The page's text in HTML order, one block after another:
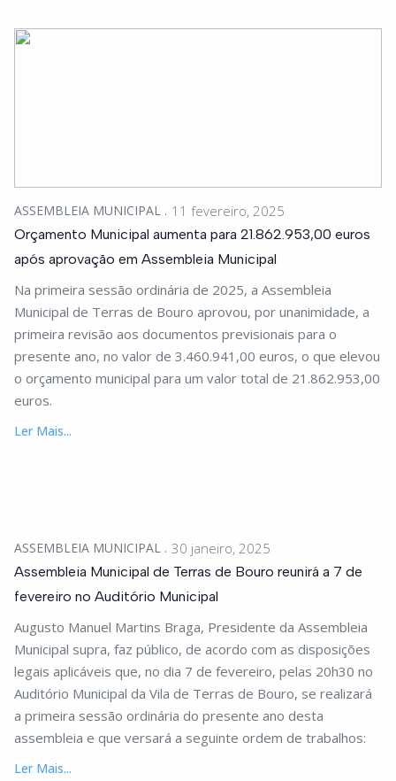
ASSEMBLEIA MUNICIPAL 11 fevereiro, 2025
Orçamento Municipal aumenta para 21.862.953,00 euros
após aprovação em Assembleia Municipal
Na primeira sessão ordinária de 2025, a Assembleia
Municipal de Terras de Bouro aprovou, por unanimidade, a
primeira revisão aos documentos previsionais para o
presente ano, no valor de 3.460.941,00 euros, o que elevou
o orçamento municipal para um valor total de 21.862.953,00
euros.
Ler Mais...
ASSEMBLEIA MUNICIPAL 30 janeiro, 2025
Assembleia Municipal de Terras de Bouro reunirá a 7 de
fevereiro no Auditório Municipal
Augusto Manuel Martins Braga, Presidente da Assembleia
Municipal supra, faz público, de acordo com as disposições
legais aplicáveis que, no dia 7 de fevereiro, pelas 20h30 no
Auditório Municipal da Vila de Terras de Bouro, se realizará
a primeira sessão ordinária do presente ano desta
assembleia e que versará a seguinte ordem de trabalhos:
Ler Mais...